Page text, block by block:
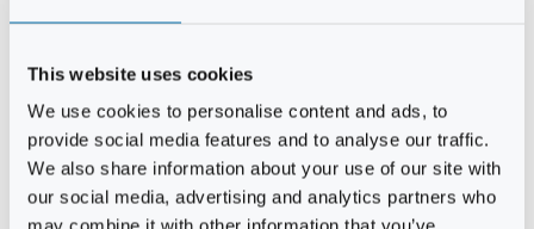
This website uses cookies
We use cookies to personalise content and ads, to
provide social media features and to analyse our traffic.
We also share information about your use of our site with
our social media, advertising and analytics partners who